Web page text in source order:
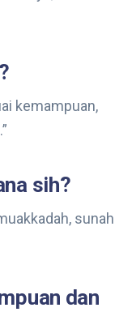
kemampuan,
sih?
sunah
dan